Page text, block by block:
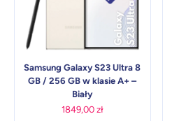
Samsung Galaxy S23 Ultra 8
GB / 256 GB w klasie A+ –
Biały
1849,00 zł